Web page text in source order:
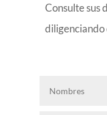
Consulte sus
diligenciando